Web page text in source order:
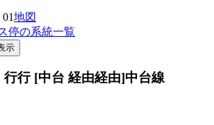
地図
停の系統一覧
示
行行 [中台 経由経由]中台線